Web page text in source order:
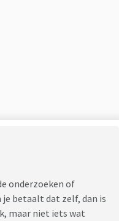
onderzoeken of
betaalt dat zelf, dan is
maar niet iets wat